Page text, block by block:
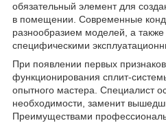
обязательный элемент для
в помещении. Современные
разнообразием моделей, а
специфическими
При появлении первых
функционирования сплит-
опытного мастера. Специалист
необходимости, заменит
Преимуществами